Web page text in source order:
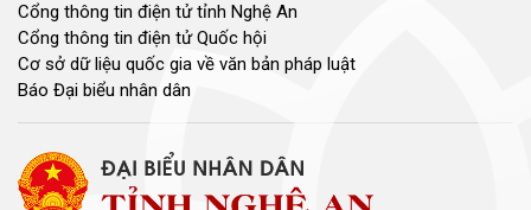
Cổng thông tin điện tử tỉnh Nghệ An
Cổng thông tin điện tử Quốc hội
Cơ sở dữ liệu quốc gia về văn bản pháp luật
Báo Đại biểu nhân dân